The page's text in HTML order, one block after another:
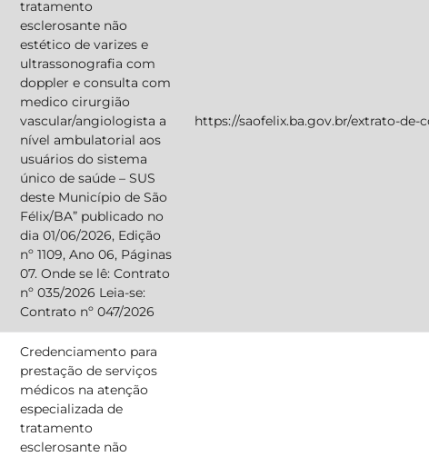
tratamento
esclerosante não
estético de varizes e
ultrassonografia com
doppler e consulta com
medico cirurgião
vascular/angiologista a
nível ambulatorial aos
usuários do sistema
único de saúde – SUS
deste Município de São
Félix/BA” publicado no
dia 01/06/2026, Edição
nº 1109, Ano 06, Páginas
07. Onde se lê: Contrato
nº 035/2026 Leia-se:
Contrato nº 047/2026
https://saofelix.ba.gov.br/extrato-de-
Credenciamento para
prestação de serviços
médicos na atenção
especializada de
tratamento
esclerosante não